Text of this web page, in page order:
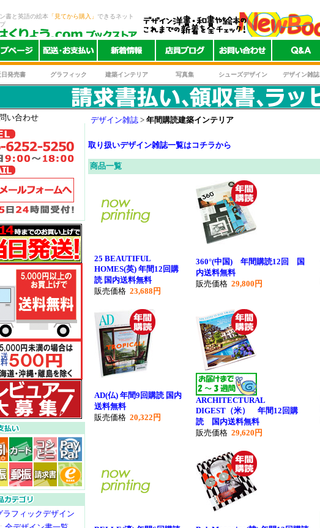
書と英語の絵本 「見てから購入」 できるネット
日発売書 グラフィック 建築インテリア 写真集 シューズデザイン デザイン雑誌
ラフィックデザイン
デザイン雑誌 > 年間購読建築インテリア
取り扱いデザイン雑誌一覧はコチラから
商品一覧
25 BEAUTIFUL
HOMES(英) 年間12回購
読 国内送料無料
販売価格 23,688円
360°(中国) 年間購読12回 国
内送料無料
販売価格 29,800円
AD(仏) 年間9回購読 国内
送料無料
販売価格 20,322円
ARCHITECTURAL
DIGEST（米） 年間12回購
読 国内送料無料
販売価格 29,620円